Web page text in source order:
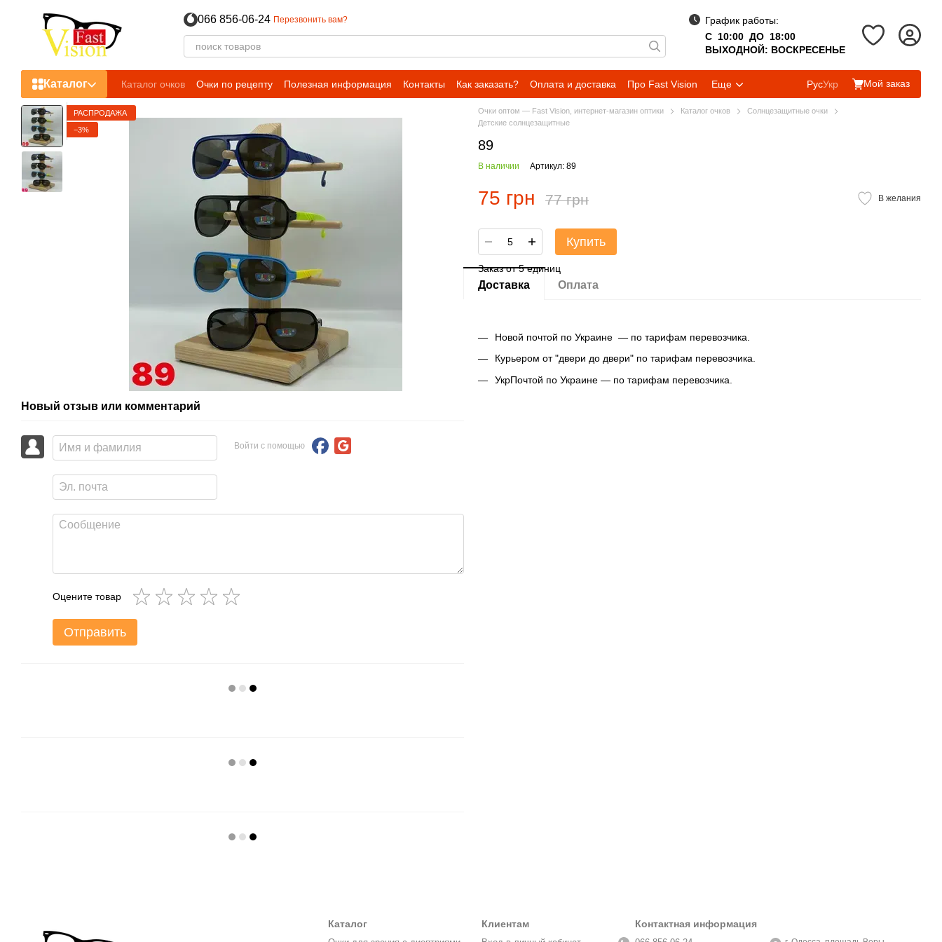
066 856-06-24 Перезвонить вам?
График работы:
С 10:00 ДО 18:00
ВЫХОДНОЙ: ВОСКРЕСЕНЬЕ
Каталог Каталог очков Очки по рецепту Полезная информация Контакты Как заказать? Оплата и доставка Про Fast Vision Еще РусУкр Мой заказ
РАСПРОДАЖА
−3%
Новый отзыв или комментарий
Войти с помощью
Оцените товар
Отправить
Очки оптом — Fast Vision, интернет-магазин оптики Каталог очков
Солнцезащитные очки
Детские солнцезащитные
89
В наличии Артикул: 89
75 грн 77 грн В желания
Купить
Заказ от 5 единиц
Доставка Оплата
Новой почтой по Украине — по тарифам перевозчика.
Курьером от "двери до двери" по тарифам перевозчика.
УкрПочтой по Украине — по тарифам перевозчика.
Каталог Клиентам Контактная информация